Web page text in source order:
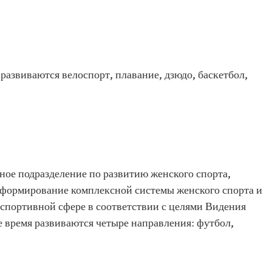
велоспорт, плавание, дзюдо, баскетбол,
подразделение по развитию женского спорта,
комплексной системы женского спорта и
сфере в соответствии с целями Видения
развиваются четыре направления: футбол,